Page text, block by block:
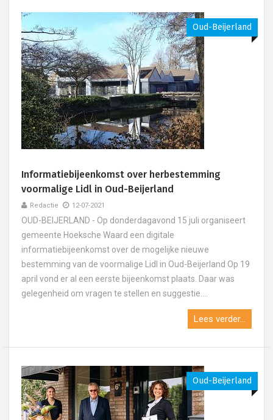
Oud-Beijerland
Informatiebijeenkomst over herbestemming
voormalige Lidl in Oud-Beijerland
Redactie 12-07-2021
OUD-BEIJERLAND - Op donderdagavond 15 juli organiseert
gemeente Hoeksche Waard een digitale
informatiebijeenkomst over de mogelijke nieuwe
bestemming van de voormalige Lidl in Oud-Beijerland Op 19
april vond er al een eerste bijeenkomst plaats. Daar was
gelegenheid om vragen te stellen en suggestie....
Lees verder...
Oud-Beijerland